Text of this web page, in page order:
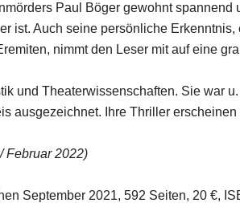
Paul Böger gewohnt
ist. Auch seine persönliche
nimmt den Leser mit auf eine
und Theaterwissenschaften. Sie war
ausgezeichnet. Ihre Thriller
Februar 2022)
September 2021, 592 Seiten, 20 €,